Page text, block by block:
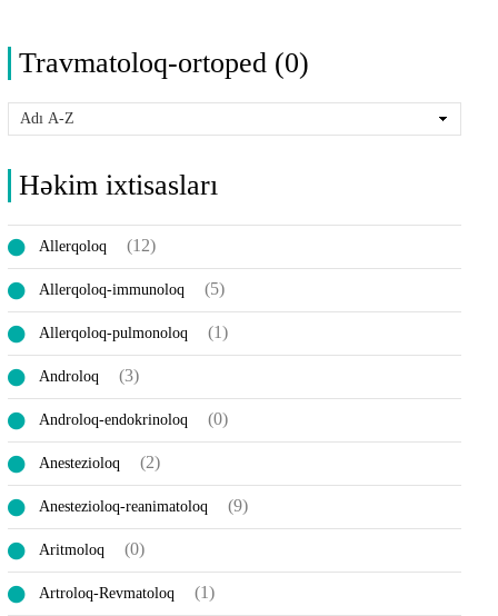
Travmatoloq-ortoped (0)
Həkim ixtisasları
Allerqoloq (12)
Allerqoloq-immunoloq (5)
Allerqoloq-pulmonoloq (1)
Androloq (3)
Androloq-endokrinoloq (0)
Anestezioloq (2)
Anestezioloq-reanimatoloq (9)
Aritmoloq (0)
Artroloq-Revmatoloq (1)